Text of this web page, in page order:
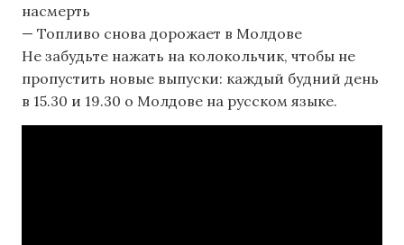
насмерть
— Топливо снова дорожает в Молдове
Не забудьте нажать на колокольчик, чтобы не
пропустить новые выпуски: каждый будний день
в 15.30 и 19.30 о Молдове на русском языке.